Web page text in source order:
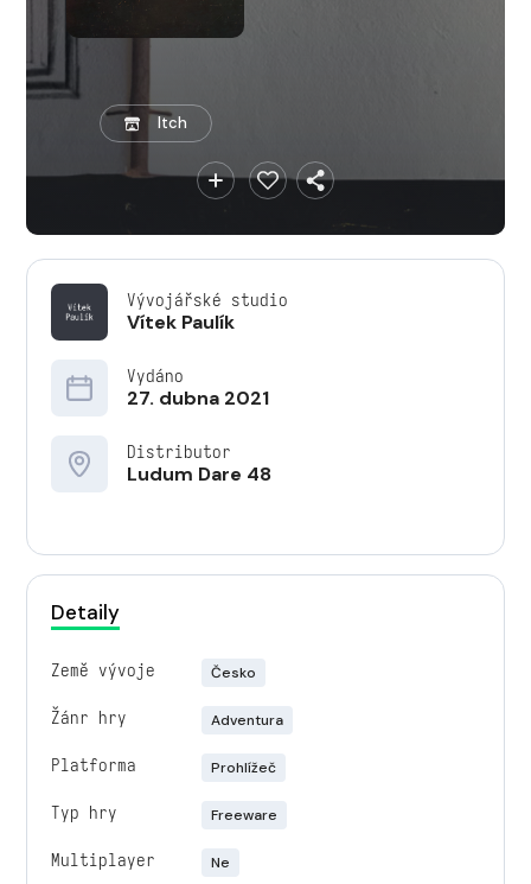
Itch
Vývojářské studio
Vítek Paulík
Vydáno
27. dubna 2021
Distributor
Ludum Dare 48
Detaily
Země vývoje Česko
Žánr hry Adventura
Platforma Prohlížeč
Typ hry Freeware
Multiplayer Ne